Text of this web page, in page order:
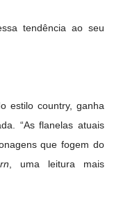
tendência ao seu
estilo country, ganha
“As flanelas atuais
que fogem do
, uma leitura mais